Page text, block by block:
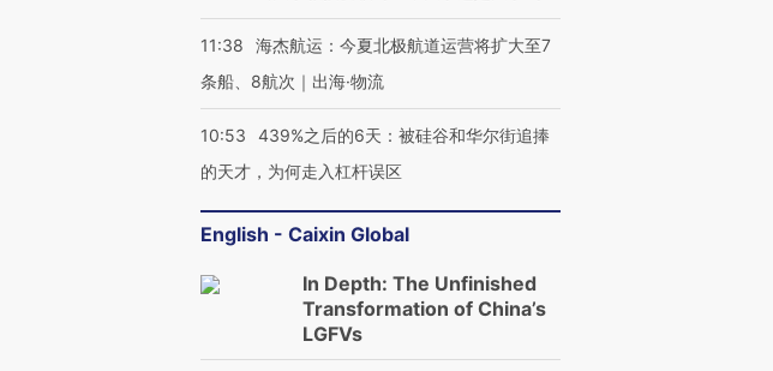
11:38
海杰航运：今夏北极航道运营将扩大至7
条船、8航次｜出海·物流
10:53
439%之后的6天：被硅谷和华尔街追捧
的天才，为何走入杠杆误区
English - Caixin Global
In Depth: The Unfinished
Transformation of China’s
LGFVs